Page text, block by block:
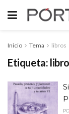
Inicio Tema libros
Etiqueta: